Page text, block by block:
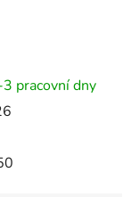
pracovní dny